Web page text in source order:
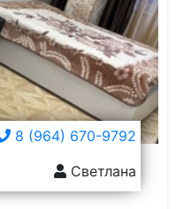
8 (964) 670-9792
Светлана